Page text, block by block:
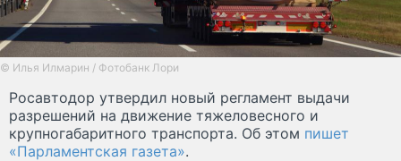
© Илья Илмарин / Фотобанк Лори
Росавтодор утвердил новый регламент выдачи
разрешений на движение тяжеловесного и
крупногабаритного транспорта. Об этом пишет
«Парламентская газета».